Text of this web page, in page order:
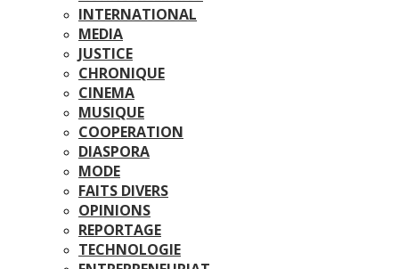
INTERNATIONAL
MEDIA
JUSTICE
CHRONIQUE
CINEMA
MUSIQUE
COOPERATION
DIASPORA
MODE
FAITS DIVERS
OPINIONS
REPORTAGE
TECHNOLOGIE